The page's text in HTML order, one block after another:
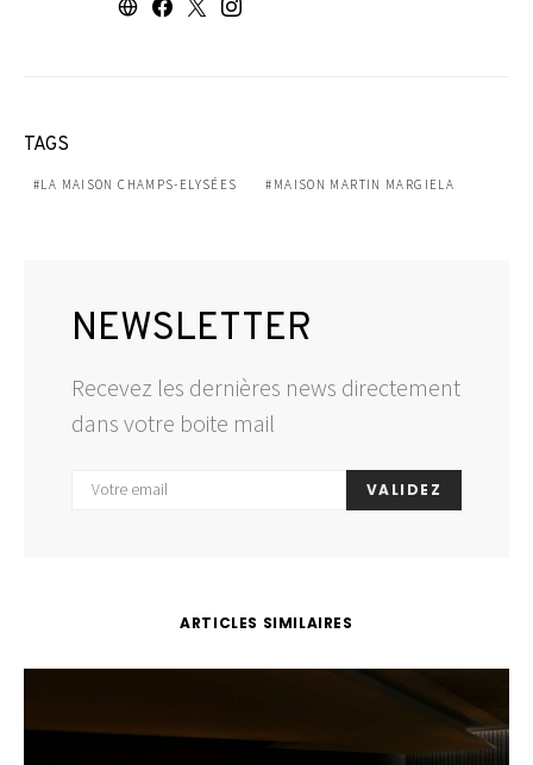
TAGS
LA MAISON CHAMPS-ELYSÉES MAISON MARTIN MARGIELA
NEWSLETTER
Recevez les dernières news directement
dans votre boite mail
VALIDEZ
ARTICLES SIMILAIRES